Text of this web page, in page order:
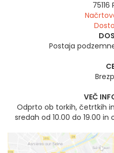
75116
Postaja
VEČ
Odprto ob torkih, četrtkih
sredah od 10.00 do 19.00 in